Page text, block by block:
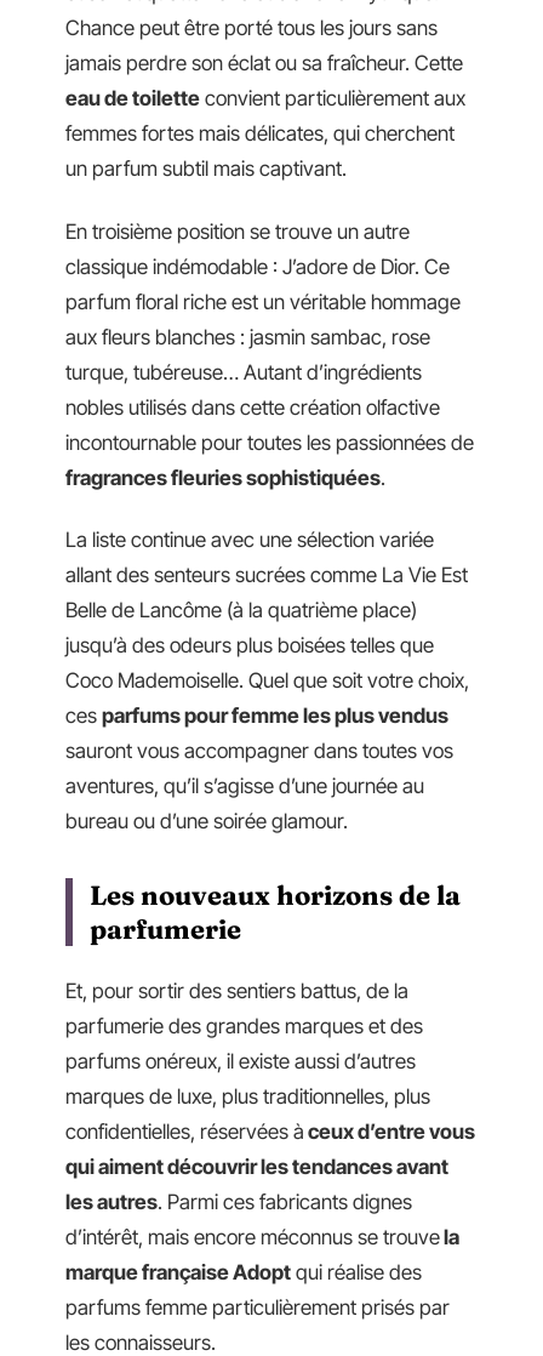
Chance peut être porté tous les jours sans
jamais perdre son éclat ou sa fraîcheur. Cette
eau de toilette convient particulièrement aux
femmes fortes mais délicates, qui cherchent
un parfum subtil mais captivant.
En troisième position se trouve un autre
classique indémodable : J’adore de Dior. Ce
parfum floral riche est un véritable hommage
aux fleurs blanches : jasmin sambac, rose
turque, tubéreuse… Autant d’ingrédients
nobles utilisés dans cette création olfactive
incontournable pour toutes les passionnées de
fragrances fleuries sophistiquées.
La liste continue avec une sélection variée
allant des senteurs sucrées comme La Vie Est
Belle de Lancôme (à la quatrième place)
jusqu’à des odeurs plus boisées telles que
Coco Mademoiselle. Quel que soit votre choix,
ces parfums pour femme les plus vendus
sauront vous accompagner dans toutes vos
aventures, qu’il s’agisse d’une journée au
bureau ou d’une soirée glamour.
Les nouveaux horizons de la
parfumerie
Et, pour sortir des sentiers battus, de la
parfumerie des grandes marques et des
parfums onéreux, il existe aussi d’autres
marques de luxe, plus traditionnelles, plus
confidentielles, réservées à ceux d’entre vous
qui aiment découvrir les tendances avant
les autres. Parmi ces fabricants dignes
d’intérêt, mais encore méconnus se trouvela
marque française Adopt qui réalise des
parfums femme particulièrement prisés par
les connaisseurs.